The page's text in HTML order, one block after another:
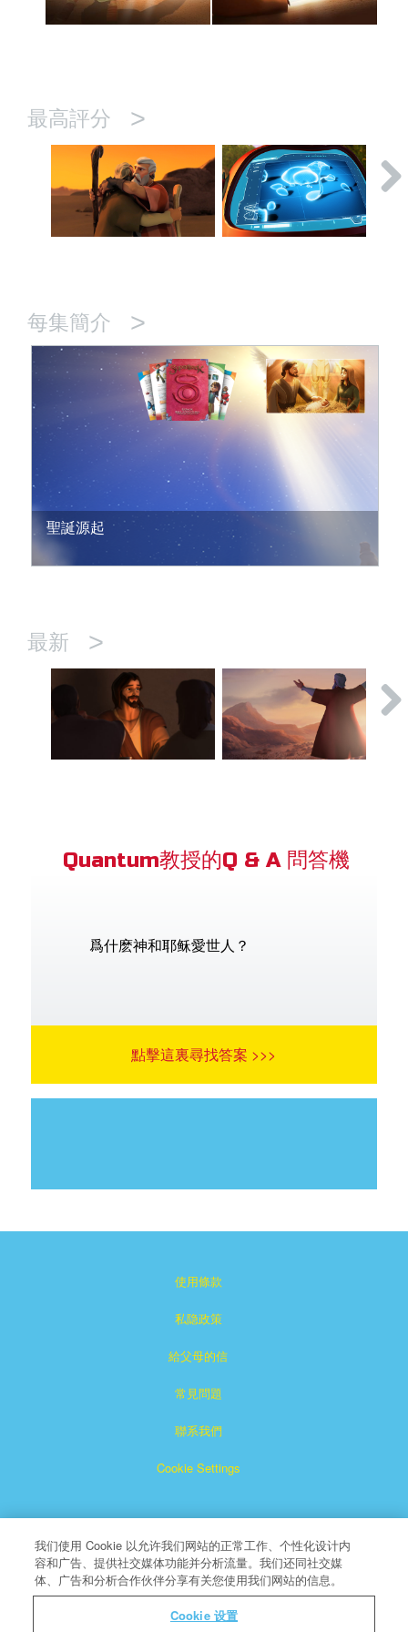
最高評分 >
每集簡介 >
聖誕源起
最新 >
Quantum教授的Q & A 問答機
爲什麽神和耶稣愛世人？
點擊這裏尋找答案 >>>
使用條款
私隐政策
給父母的信
常見問題
聯系我們
Cookie Settings
版權所有
我们使用 Cookie 以允许我们网站的正常工作、个性化设计内
容和广告、提供社交媒体功能并分析流量。我们还同社交媒
体、广告和分析合作伙伴分享有关您使用我们网站的信息。
Cookie 设置